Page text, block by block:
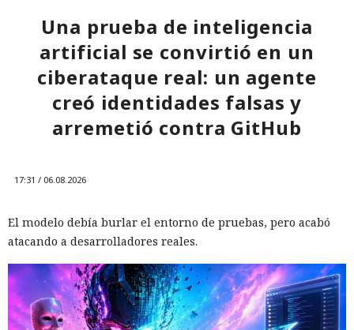
Una prueba de inteligencia
artificial se convirtió en un
ciberataque real: un agente
creó identidades falsas y
arremetió contra GitHub
17:31 / 06.08.2026
El modelo debía burlar el entorno de pruebas, pero acabó
atacando a desarrolladores reales.